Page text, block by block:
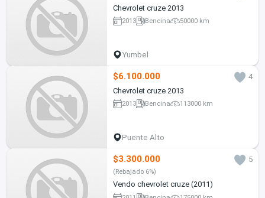
Chevrolet cruze 2013
2013 Bencina 50000 km
Yumbel
$6.100.000
4
Chevrolet cruze 2013
2013 Bencina 113000 km
Puente Alto
$3.300.000 5
(Rebajado 6%)
Vendo chevrolet cruze (2011)